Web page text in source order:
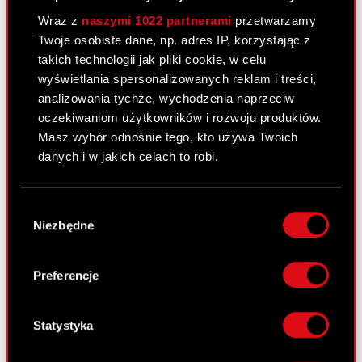
Wraz z naszymi 1022 partnerami przetwarzamy
Twoje osobiste dane, np. adres IP, korzystając z
takich technologii jak pliki cookie, w celu
wyświetlania spersonalizowanych reklam i treści,
analizowania tychże, wychodzenia naprzeciw
oczekiwaniom użytkowników i rozwoju produktów.
Masz wybór odnośnie tego, kto używa Twoich
danych i w jakich celach to robi.
lokalizacji geograficznej z dokładnością nawet
Identyfikować Twoje urządzenie, aktywnie
analizując charakteryzującego je zbiory
palca)
zgody
Niezbędne
Preferencje
Statystyka
PDF
Wniosek do Sądu Rejonowego w
Warszawie w sprawie cofnięcia wniosku
o ogłoszenie upadłości i umorzenia
postępowania upadłościowego
Raport bieżący nr 40/2008
4 kwietnia 2008 0:00
Złożenie wniosku do sądu rejestrowego
podwyższenia kapitału zakładowego
Raport bieżący nr 39/2008